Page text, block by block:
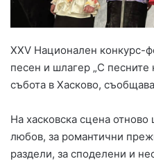
XXV Национален конкурс-
песен и шлагер „С песните
събота в Хасково,
На хасковска сцена
любов, за романтични
раздели, за споделени и